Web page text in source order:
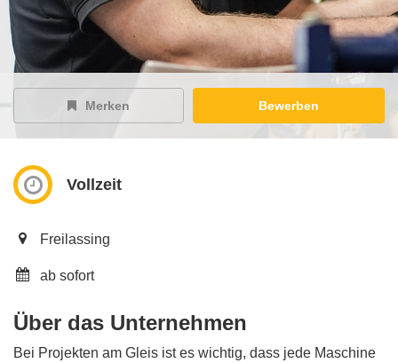
Merken Bewerben
Vollzeit
Freilassing
ab sofort
Über das Unternehmen
Bei Projekten am Gleis ist es wichtig, dass jede Maschine